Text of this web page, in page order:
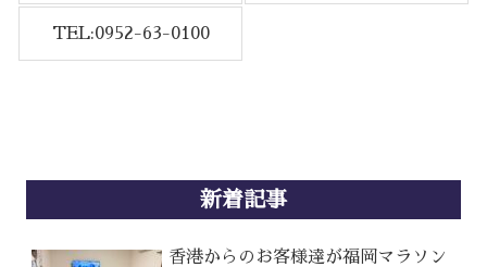
TEL:0952-63-0100
新着記事
香港からのお客様達が福岡マラソン